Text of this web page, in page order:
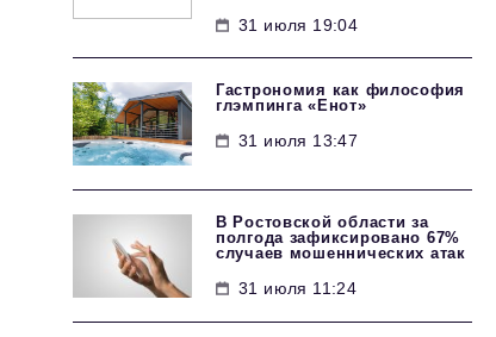
31 июля 19:04
Гастрономия как философия
глэмпинга «Енот»
31 июля 13:47
В Ростовской области за
полгода зафиксировано 67%
случаев мошеннических атак
31 июля 11:24